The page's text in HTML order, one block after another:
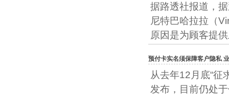
据路透社报道，
尼特巴哈拉拉（
原因是为顾客提
预付卡实名须保障客户隐私
从去年12月底“征
发布，目前仍处